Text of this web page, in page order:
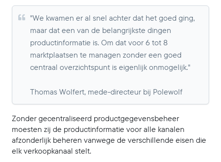
"We kwamen er al snel achter dat het goed ging,
maar dat een van de belangrijkste dingen
productinformatie is. Om dat voor 6 tot 8
marktplaatsen te managen zonder een goed
centraal overzichtspunt is eigenlijk onmogelijk."
Thomas Wolfert, mede-directeur bij Polewolf
Zonder gecentraliseerd productgegevensbeheer
moesten zij de productinformatie voor alle kanalen
afzonderlijk beheren vanwege de verschillende eisen die
elk verkoopkanaal stelt.